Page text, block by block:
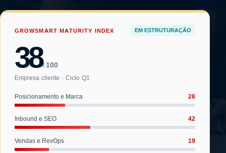
GROWSMART MATURITY INDEX EM ESTRUTURAÇÃO
38/ 100
Empresa cliente · Ciclo Q1
Posicionamento e Marca 28
Inbound e SEO 42
Vendas e RevOps 19